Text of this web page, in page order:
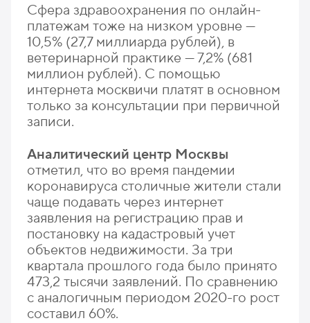
Сфера здравоохранения по онлайн-
платежам тоже на низком уровне —
10,5% (27,7 миллиарда рублей), в
ветеринарной практике — 7,2% (681
миллион рублей). С помощью
интернета москвичи платят в основном
только за консультации при первичной
записи.
Аналитический центр Москвы
отметил, что во время пандемии
коронавируса столичные жители стали
чаще подавать через интернет
заявления на регистрацию прав и
постановку на кадастровый учет
объектов недвижимости. За три
квартала прошлого года было принято
473,2 тысячи заявлений. По сравнению
с аналогичным периодом 2020-го рост
составил 60%.